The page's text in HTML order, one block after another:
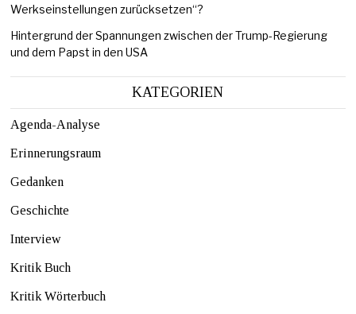
Werkseinstellungen zurücksetzen“?
Hintergrund der Spannungen zwischen der Trump-Regierung
und dem Papst in den USA
KATEGORIEN
Agenda-Analyse
Erinnerungsraum
Gedanken
Geschichte
Interview
Kritik Buch
Kritik Wörterbuch